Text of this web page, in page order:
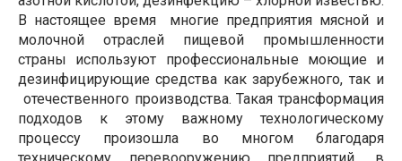
В настоящее время
многие предприятия мясной и
молочной отраслей пищевой промышленности
страны используют профессиональные моющие и
дезинфицирующие средства как зарубежного, так и
отечественного производства. Такая трансформация
подходов к этому важному технологическому
процессу произошла во многом благодаря